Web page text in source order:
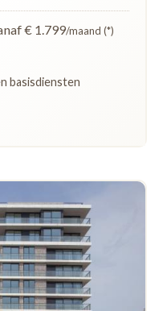
€ 1.799/maand (*)
basisdiensten